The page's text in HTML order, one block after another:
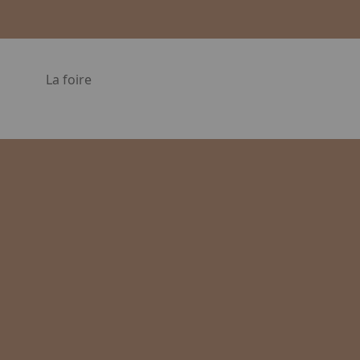
La foire